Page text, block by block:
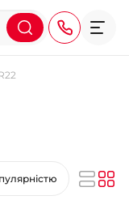
276-44-44